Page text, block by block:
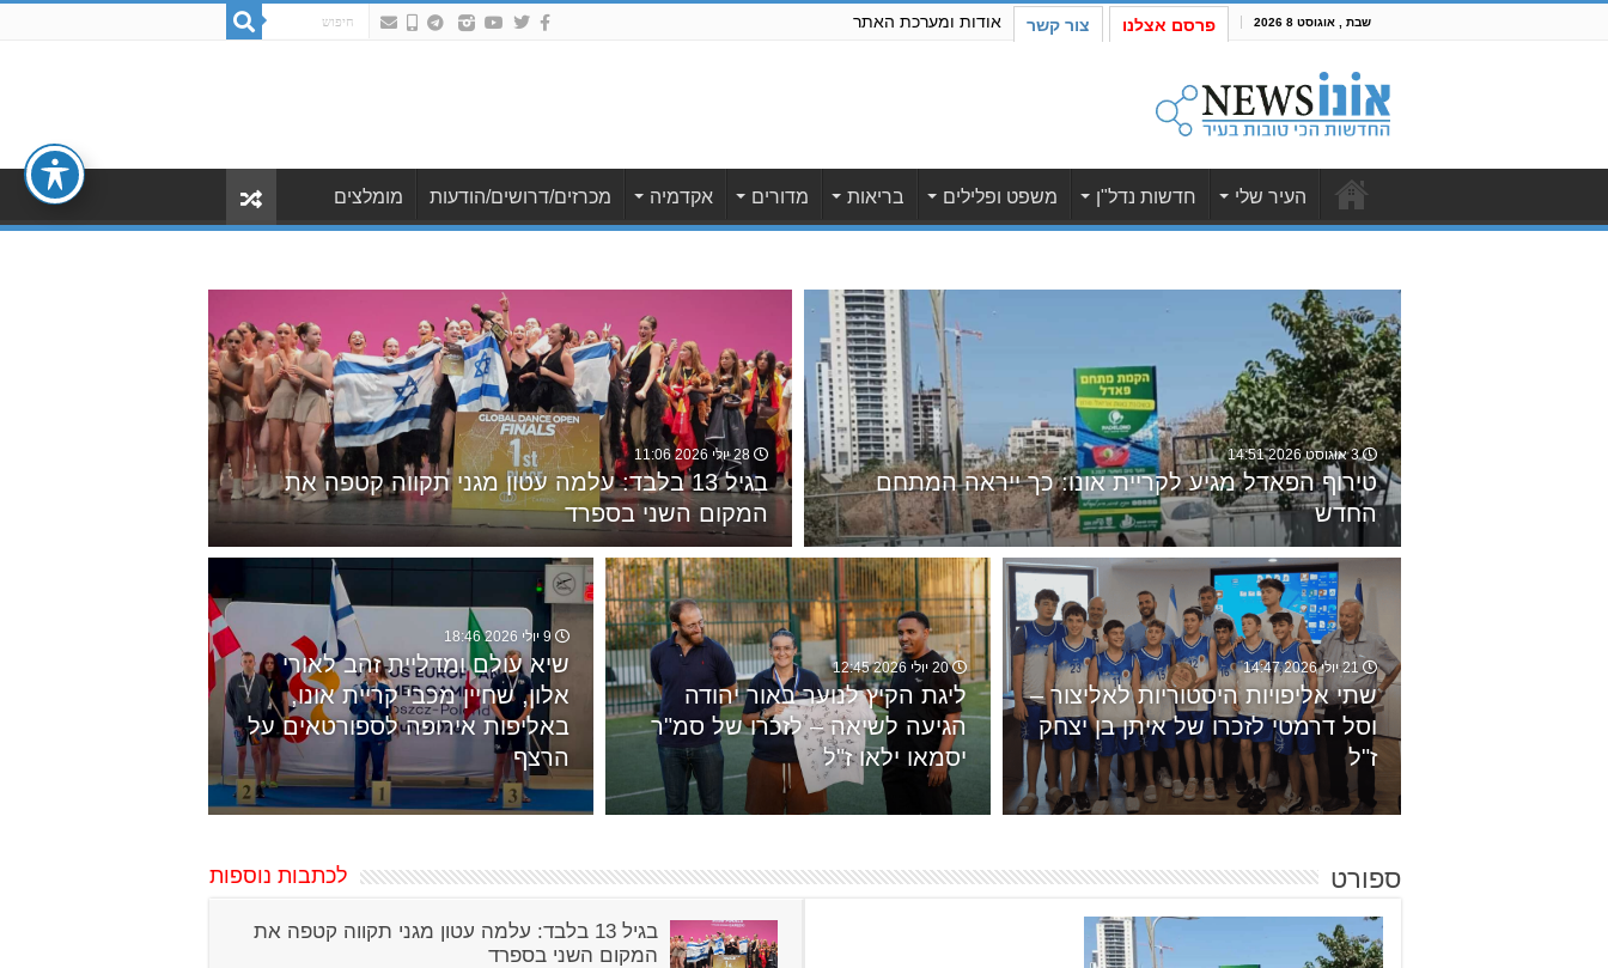
שבת , אוגוסט 8 2026 פרסם אצלנו צור קשר אודות ומערכת האתר
העיר שלי חדשות נדל"ן משפט ופלילים בריאות מדורים אקדמיה מכרזים/דרושים/הודעות מומלצים
3 אוגוסט 2026 14:51
טירוף הפאדל מגיע לקריית אונו: כך ייראה המתחם
החדש
28 יולי 2026 11:06
בגיל 13 בלבד: עלמה עטון מגני תקווה קטפה את
המקום השני בספרד
21 יולי 2026 14:47
שתי אליפויות היסטוריות לאליצור –
וסל דרמטי לזכרו של איתן בן יצחק
ז"ל
20 יולי 2026 12:45
ליגת הקיץ לנוער באור יהודה
הגיעה לשיאה – לזכרו של סמ"ר
יסמאו ילאו ז"ל
9 יולי 2026 18:46
שיא עולם ומדליית זהב לאורי
אלון, שחיין מכבי קריית אונו,
באליפות אירופה לספורטאים על
הרצף
ספורט לכתבות נוספות
בגיל 13 בלבד: עלמה עטון מגני תקווה קטפה את
המקום השני בספרד